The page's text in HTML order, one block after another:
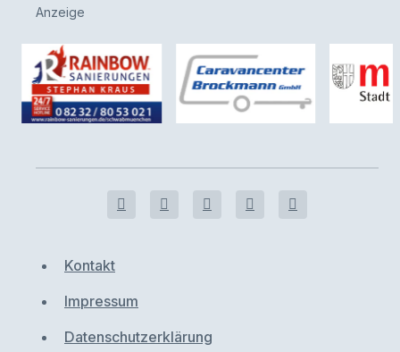
Anzeige
Kontakt
Impressum
Datenschutzerklärung